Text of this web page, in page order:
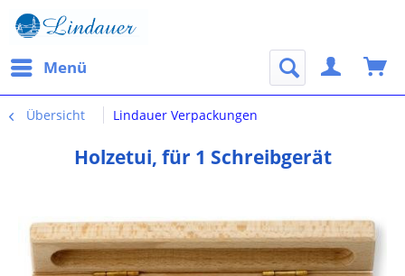
Menü
Übersicht Lindauer Verpackungen
Holzetui, für 1 Schreibgerät